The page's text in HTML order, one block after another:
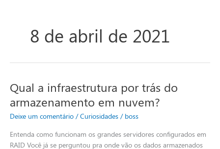
8 de abril de 2021
Qual a infraestrutura por trás do
armazenamento em nuvem?
Deixe um comentário /Curiosidades / boss
Entenda como funcionam os grandes servidores configurados em
RAID Você já se perguntou pra onde vão os dados armazenados
Qual
infraestrutura
por
do